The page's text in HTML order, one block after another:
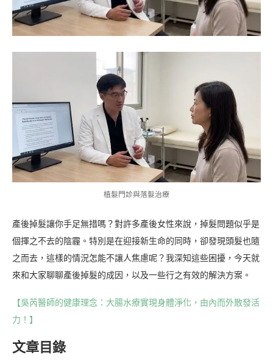
植髮門診與落髮治療
產後掉髮讓你手足無措嗎？對許多產後女性來說，掉髮問題似乎是
個揮之不去的陰霾。特別是在迎接新生命的同時，卻發現頭髮也隨
之而去，這樣的情況怎能不讓人焦慮呢？我深知這些困擾，今天就
來和大家聊聊產後掉髮的成因，以及一些行之有效的解決方案。
【吳芮醫師的健康理念：大腸水療實現身體淨化，由內而外散發活
力！】
文章目錄